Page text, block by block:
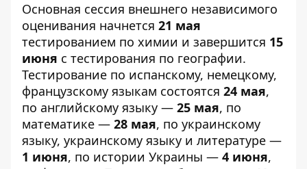
Основная сессия внешнего независимого
оценивания начнется 21 мая
тестированием по химии и завершится 15
июня с тестирования по географии.
Тестирование по испанскому, немецкому,
французскому языкам состоятся 24 мая,
по английскому языку — 25 мая, по
математике — 28 мая, по украинскому
языку, украинскому языку и литературе —
1 июня, по истории Украины — 4 июня,